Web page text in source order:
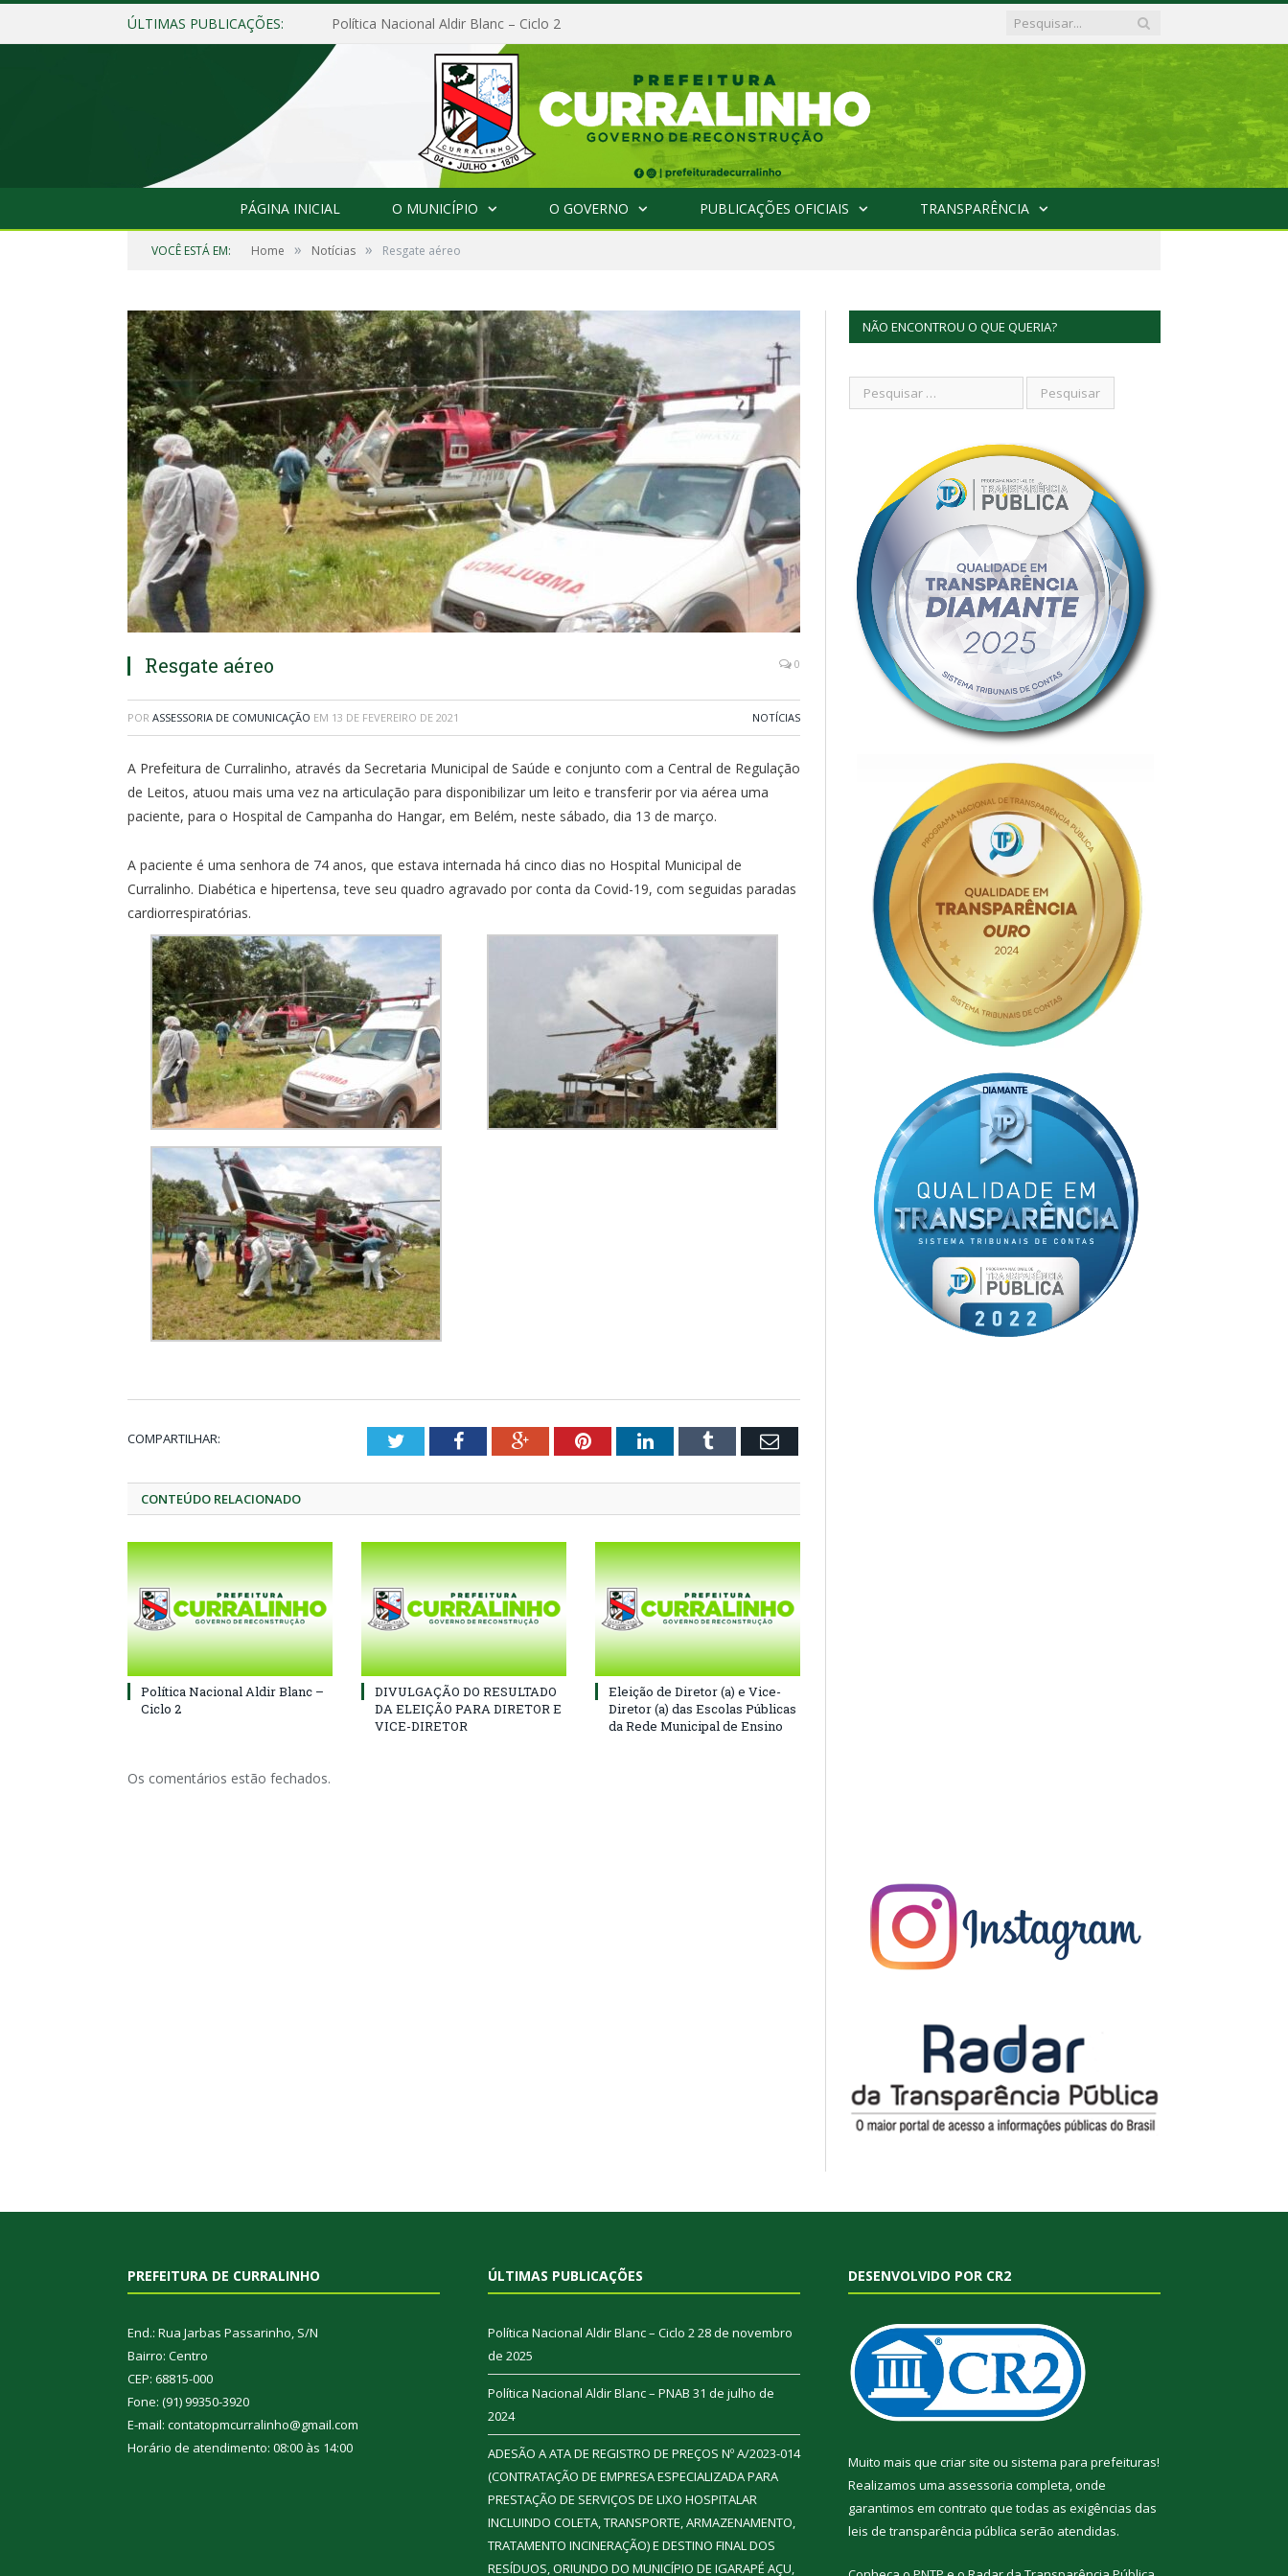
ÚLTIMAS PUBLICAÇÕES: Política Nacional Aldir Blanc – Ciclo 2
PÁGINA INICIAL O MUNICÍPIO O GOVERNO PUBLICAÇÕES OFICIAIS TRANSPARÊNCIA
VOCÊ ESTÁ EM: Home » Notícias » Resgate aéreo
Resgate aéreo 0
POR ASSESSORIA DE COMUNICAÇÃO EM 13 DE FEVEREIRO DE 2021 NOTÍCIAS
A Prefeitura de Curralinho, através da Secretaria Municipal de Saúde e conjunto com a Central de Regulação
de Leitos, atuou mais uma vez na articulação para disponibilizar um leito e transferir por via aérea uma
paciente, para o Hospital de Campanha do Hangar, em Belém, neste sábado, dia 13 de março.
A paciente é uma senhora de 74 anos, que estava internada há cinco dias no Hospital Municipal de
Curralinho. Diabética e hipertensa, teve seu quadro agravado por conta da Covid-19, com seguidas paradas
cardiorrespiratórias.
COMPARTILHAR: TwitterFacebookGoogle+PinterestLinkedInTumblr Email
CONTEÚDO RELACIONADO
Política Nacional Aldir Blanc –
Ciclo 2
DIVULGAÇÃO DO RESULTADO
DA ELEIÇÃO PARA DIRETOR E
VICE-DIRETOR
Eleição de Diretor (a) e Vice-
Diretor (a) das Escolas Públicas
da Rede Municipal de Ensino
Os comentários estão fechados.
NÃO ENCONTROU O QUE QUERIA?
PREFEITURA DE CURRALINHO
End.: Rua Jarbas Passarinho, S/N
Bairro: Centro
CEP: 68815-000
Fone: (91) 99350-3920
E-mail: contatopmcurralinho@gmail.com
Horário de atendimento: 08:00 às 14:00
ÚLTIMAS PUBLICAÇÕES
Política Nacional Aldir Blanc – Ciclo 228 de novembro
de 2025
Política Nacional Aldir Blanc – PNAB 31 de julho de
2024
ADESÃO A ATA DE REGISTRO DE PREÇOS Nº A/2023-014
(CONTRATAÇÃO DE EMPRESA ESPECIALIZADA PARA
PRESTAÇÃO DE SERVIÇOS DE LIXO HOSPITALAR
INCLUINDO COLETA, TRANSPORTE, ARMAZENAMENTO,
TRATAMENTO INCINERAÇÃO) E DESTINO FINAL DOS
RESÍDUOS, ORIUNDO DO MUNICÍPIO DE IGARAPÉ AÇU,
DESENVOLVIDO POR CR2
Muito mais que criar site ou sistema para prefeituras!
Realizamos uma assessoria completa, onde
garantimos em contrato que todas as exigências das
leis de transparência pública serão atendidas.